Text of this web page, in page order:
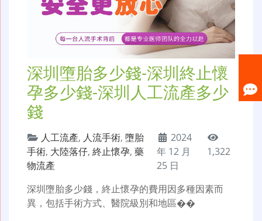
深圳墮胎多少錢-深圳終止懷
孕多少錢-深圳人工流產多少
錢
人工流產, 人流手術, 墮胎
手術, 大陸落仔, 終止懷孕, 藥
物流產
2024
年 12 月
25 日
1,322
深圳墮胎多少錢，終止懷孕的費用因多種因素而
異，包括手術方式、醫院級別和地區��